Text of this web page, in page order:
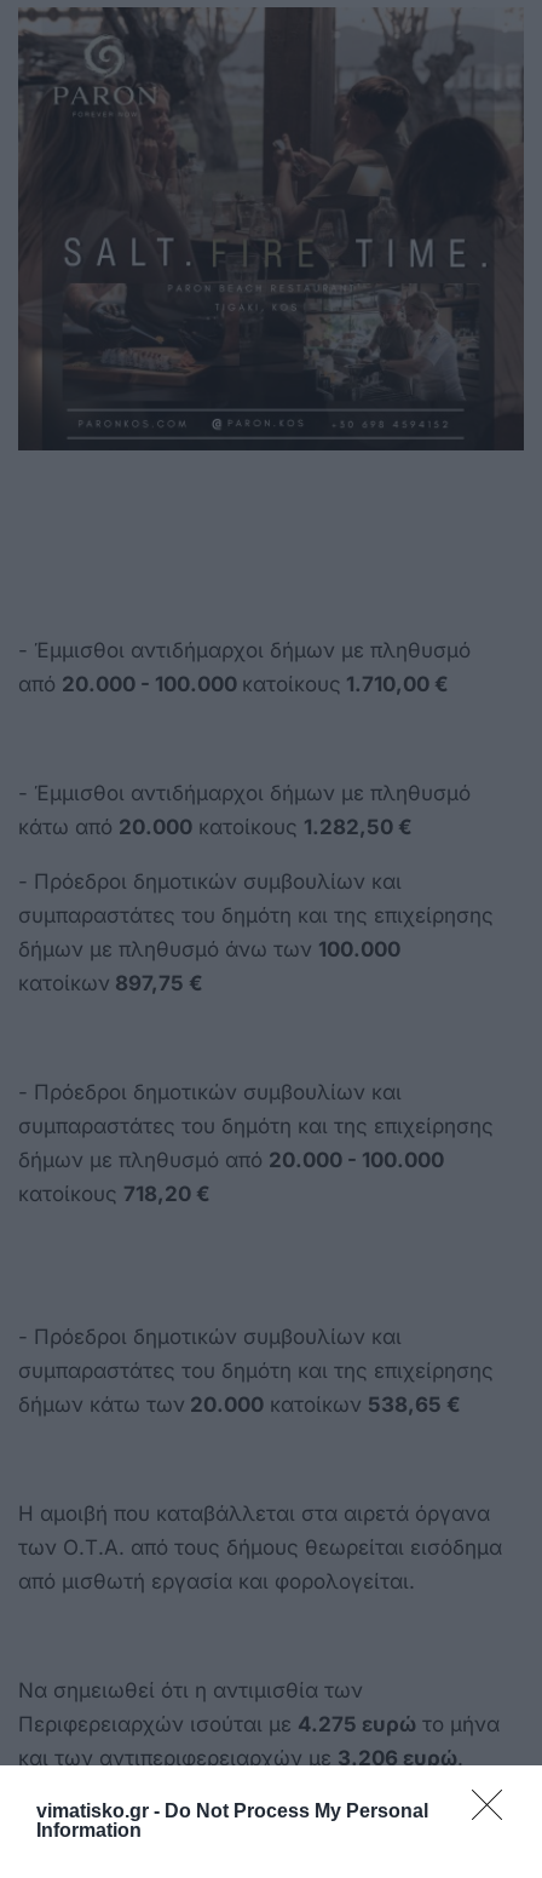
vimatisko.gr - Do Not Process My Personal
Information
- Έμμισθοι αντιδήμαρχοι δήμων με πληθυσμό
από 20.000 - 100.000 κατοίκους 1.710,00 €
- Έμμισθοι αντιδήμαρχοι δήμων με πληθυσμό
κάτω από 20.000 κατοίκους 1.282,50 €
- Πρόεδροι δημοτικών συμβουλίων και
συμπαραστάτες του δημότη και της επιχείρησης
δήμων με πληθυσμό άνω των 100.000
κατοίκων 897,75 €
- Πρόεδροι δημοτικών συμβουλίων και
συμπαραστάτες του δημότη και της επιχείρησης
δήμων με πληθυσμό από 20.000 - 100.000
κατοίκους 718,20 €
- Πρόεδροι δημοτικών συμβουλίων και
συμπαραστάτες του δημότη και της επιχείρησης
δήμων κάτω των 20.000 κατοίκων 538,65 €
Η αμοιβή που καταβάλλεται στα αιρετά όργανα
των Ο.Τ.Α. από τους δήμους θεωρείται εισόδημα
από μισθωτή εργασία και φορολογείται.
Να σημειωθεί ότι η αντιμισθία των
Περιφερειαρχών ισούται με 4.275 ευρώ το μήνα
και των αντιπεριφερειαρχών με 3.206 ευρώ.